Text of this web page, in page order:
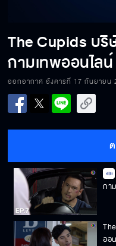
The Cupids บ
กามเทพออนไลน์
ออกอากาศ อังคารที่ 17 กันยายน
กา
ออ